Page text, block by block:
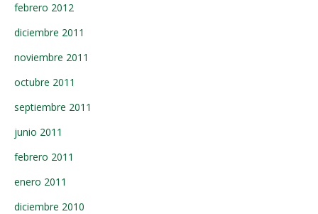
febrero 2012
diciembre 2011
noviembre 2011
octubre 2011
septiembre 2011
junio 2011
febrero 2011
enero 2011
diciembre 2010